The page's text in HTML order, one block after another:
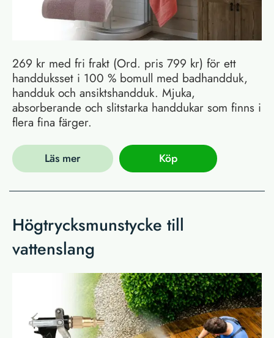
269 kr med fri frakt (Ord. pris 799 kr) för ett
handduksset i 100 % bomull med badhandduk,
handduk och ansiktshandduk. Mjuka,
absorberande och slitstarka handdukar som finns i
flera fina färger.
Läs mer Köp
Högtrycksmunstycke till
vattenslang